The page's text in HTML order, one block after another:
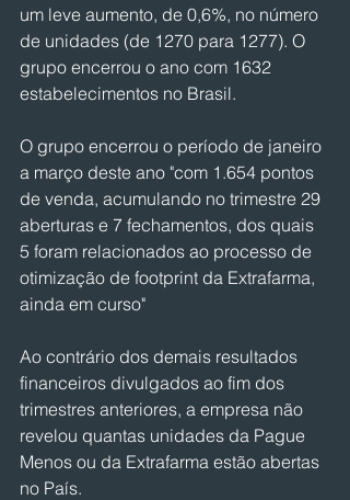
um leve aumento, de 0,6%, no número
de unidades (de 1270 para 1277). O
grupo encerrou o ano com 1632
estabelecimentos no Brasil.
O grupo encerrou o período de janeiro
a março deste ano "com 1.654 pontos
de venda, acumulando no trimestre 29
aberturas e 7 fechamentos, dos quais
5 foram relacionados ao processo de
otimização de footprint da Extrafarma,
ainda em curso"
Ao contrário dos demais resultados
financeiros divulgados ao fim dos
trimestres anteriores, a empresa não
revelou quantas unidades da Pague
Menos ou da Extrafarma estão abertas
no País.